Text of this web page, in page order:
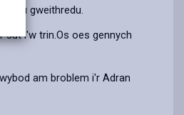
gweithredu.
sut i'w trin.Os oes gennych
am broblem i'r Adran